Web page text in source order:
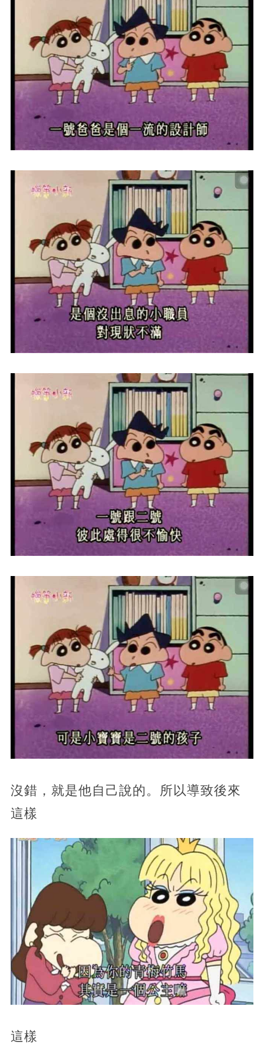
沒錯，就是他自己說的。所以導致後來
這樣
這樣